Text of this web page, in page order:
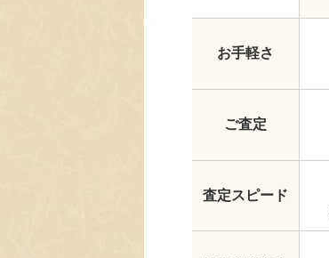
お手軽さ
ご査定
査定スピード